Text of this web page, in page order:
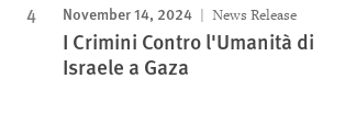
November 14, 2024 News Release
I Crimini Contro l'Umanità di
Israele a Gaza